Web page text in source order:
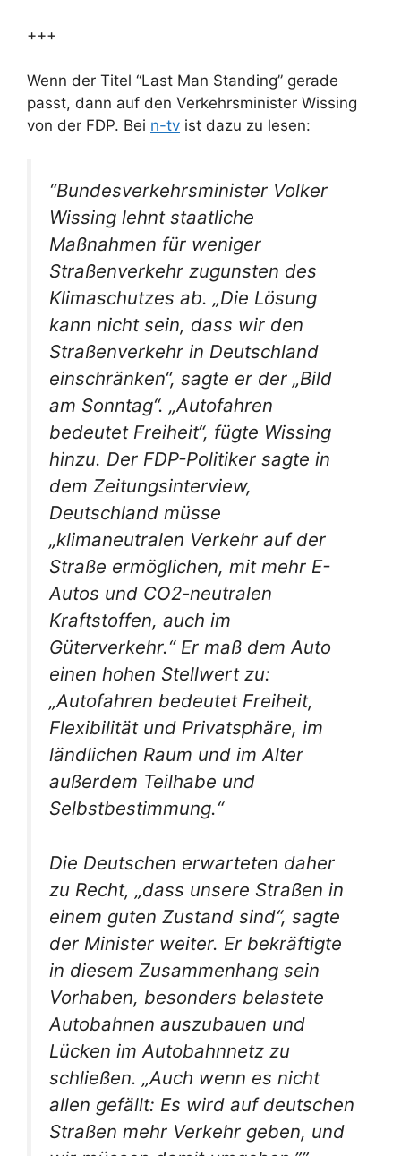
+++
Wenn der Titel “Last Man Standing” gerade
passt, dann auf den Verkehrsminister Wissing
von der FDP. Bei n-tv ist dazu zu lesen:
“Bundesverkehrsminister Volker
Wissing lehnt staatliche
Maßnahmen für weniger
Straßenverkehr zugunsten des
Klimaschutzes ab. „Die Lösung
kann nicht sein, dass wir den
Straßenverkehr in Deutschland
einschränken“, sagte er der „Bild
am Sonntag“. „Autofahren
bedeutet Freiheit“, fügte Wissing
hinzu. Der FDP-Politiker sagte in
dem Zeitungsinterview,
Deutschland müsse
„klimaneutralen Verkehr auf der
Straße ermöglichen, mit mehr E-
Autos und CO2-neutralen
Kraftstoffen, auch im
Güterverkehr.“ Er maß dem Auto
einen hohen Stellwert zu:
„Autofahren bedeutet Freiheit,
Flexibilität und Privatsphäre, im
ländlichen Raum und im Alter
außerdem Teilhabe und
Selbstbestimmung.“
Die Deutschen erwarteten daher
zu Recht, „dass unsere Straßen in
einem guten Zustand sind“, sagte
der Minister weiter. Er bekräftigte
in diesem Zusammenhang sein
Vorhaben, besonders belastete
Autobahnen auszubauen und
Lücken im Autobahnnetz zu
schließen. „Auch wenn es nicht
allen gefällt: Es wird auf deutschen
Straßen mehr Verkehr geben, und